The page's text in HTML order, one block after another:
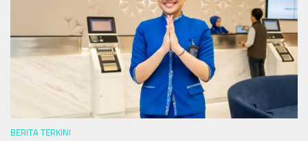
BERITA TERKINI